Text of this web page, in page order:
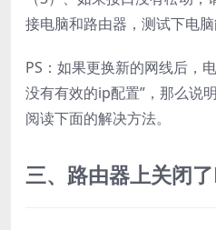
接电脑和路由器，测试下电脑
PS：如果更换新的网线后，
没有有效的ip配置”，那么说
阅读下面的解决方法。
三、路由器上关闭